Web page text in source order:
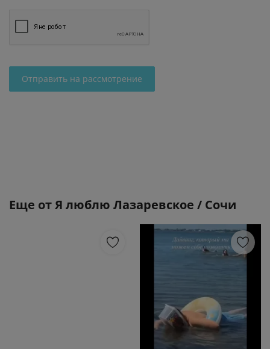
Отправить на рассмотрение
Еще отЯ люблю Лазаревское / Сочи